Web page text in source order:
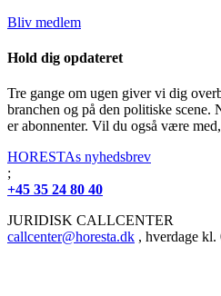
Bliv medlem
Hold dig opdateret
Tre gange om ugen giver vi dig
branchen og på den politiske
er abonnenter. Vil du også være
HORESTAs nyhedsbrev
;
+45 35 24 80 40
JURIDISK CALLCENTER
callcenter@horesta.dk , hverdage